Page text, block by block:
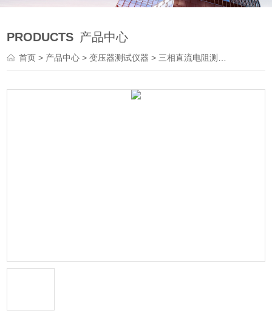
PRODUCTS 产品中心
首页> 产品中心 >变压器测试仪器 >三相直流电阻测试仪